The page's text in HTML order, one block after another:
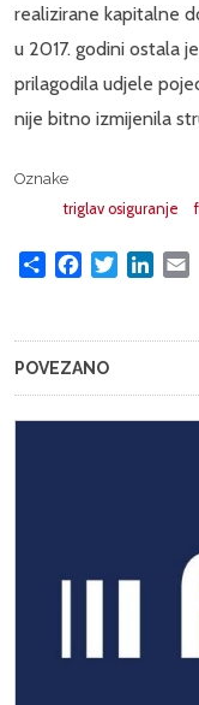
realizirane kapitalne
u 2017. godini ostala
prilagodila udjele
nije bitno izmijenila
Oznake
triglav osiguranje
Share FacebookTwitter
POVEZANO